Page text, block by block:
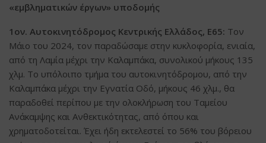
«εμβληματικών έργων» υποδομής
1ον. Αυτοκινητόδρομος Κεντρικής Ελλάδος, Ε65: Τον
Μάιο του 2024, τον παραδώσαμε στην κυκλοφορία, ενιαία,
από τη Λαμία μέχρι την Καλαμπάκα, συνολικού μήκους 135
χλμ. Το υπόλοιπο τμήμα του αυτοκινητόδρομου, από την
Καλαμπάκα μέχρι την Εγνατία Οδό, μήκους 46 χλμ., θα
παραδοθεί περίπου με την ολοκλήρωση του Ταμείου
Ανάκαμψης και Ανθεκτικότητας, από όπου και
χρηματοδοτείται. Έχει ήδη εκτελεστεί το 56% του βόρειου